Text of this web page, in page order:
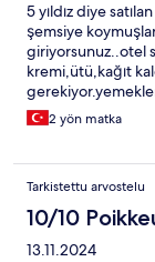
5 yıldız diye
şemsiye
giriyorsunuz..otel
kremi,ütü,kağıt
olduğu için odalar
olarak geceliği
2 yön matka
Tarkistettu arvostelu
10/10
13.11.2024